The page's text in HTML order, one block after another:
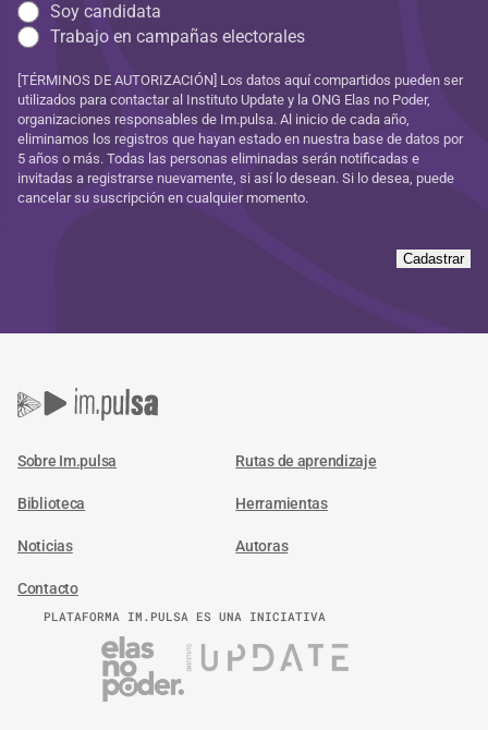
Soy candidata
Trabajo en campañas electorales
[TÉRMINOS DE AUTORIZACIÓN] Los datos aquí compartidos pueden ser
utilizados para contactar al Instituto Update y la ONG Elas no Poder,
organizaciones responsables de Im.pulsa. Al inicio de cada año,
eliminamos los registros que hayan estado en nuestra base de datos por
5 años o más. Todas las personas eliminadas serán notificadas e
invitadas a registrarse nuevamente, si así lo desean. Si lo desea, puede
cancelar su suscripción en cualquier momento.
Cadastrar
Sobre Im.pulsa Rutas de aprendizaje
Biblioteca Herramientas
Noticias Autoras
Contacto
PLATAFORMA IM.PULSA ES UNA INICIATIVA